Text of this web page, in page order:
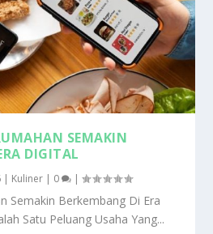
SEMAKIN
DIGITAL
| Kuliner | 0 |
Semakin Berkembang Di Era
Satu Peluang Usaha Yang...